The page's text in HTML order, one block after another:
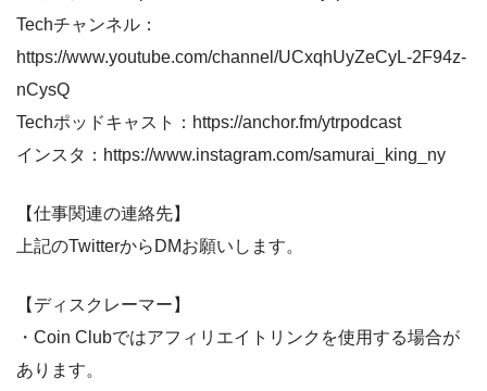
Techチャンネル：
https://www.youtube.com/channel/UCxqhUyZeCyL-2F94z-
nCysQ
Techポッドキャスト：https://anchor.fm/ytrpodcast
インスタ：https://www.instagram.com/samurai_king_ny
【仕事関連の連絡先】
上記のTwitterからDMお願いします。
【ディスクレーマー】
・Coin Clubではアフィリエイトリンクを使用する場合が
あります。